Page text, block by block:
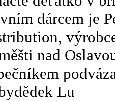
dárcem je
nad
Lu